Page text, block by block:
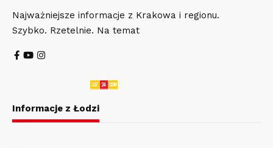
Najważniejsze informacje z Krakowa i regionu.
Szybko. Rzetelnie. Na temat
Informacje z Łodzi